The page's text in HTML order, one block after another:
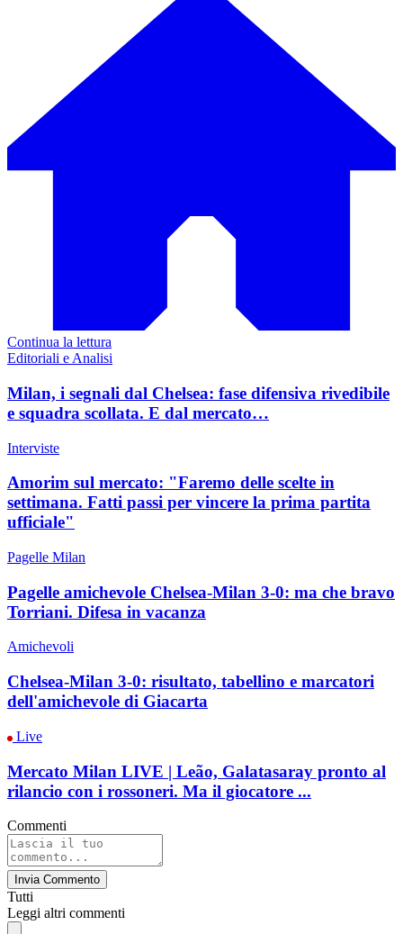
Continua la lettura
Editoriali e Analisi
Milan, i segnali dal Chelsea: fase difensiva rivedibile
e squadra scollata. E dal mercato…
Interviste
Amorim sul mercato: "Faremo delle scelte in
settimana. Fatti passi per vincere la prima partita
ufficiale"
Pagelle Milan
Pagelle amichevole Chelsea-Milan 3-0: ma che bravo
Torriani. Difesa in vacanza
Amichevoli
Chelsea-Milan 3-0: risultato, tabellino e marcatori
dell'amichevole di Giacarta
Live
Mercato Milan LIVE | Leão, Galatasaray pronto al
rilancio con i rossoneri. Ma il giocatore ...
Commenti
Invia Commento
Tutti
Leggi altri commenti